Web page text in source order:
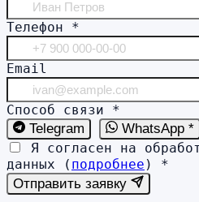
Телефон *
Email
Способ связи *
Telegram
WhatsApp *
Я согласен на
данных ( подробнее ) *
Отправить заявку